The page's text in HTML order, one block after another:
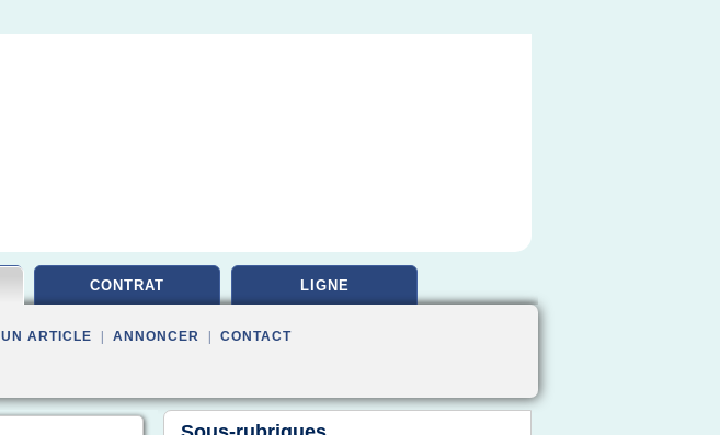
CONTRAT LIGNE
UN ARTICLE ANNONCER CONTACT